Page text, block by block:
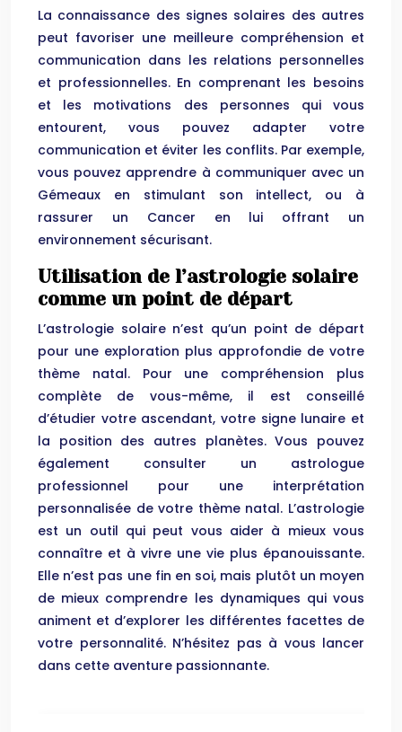
La connaissance des signes solaires des autres
peut favoriser une meilleure compréhension et
communication dans les relations personnelles
et professionnelles. En comprenant les besoins
et les motivations des personnes qui vous
entourent, vous pouvez adapter votre
communication et éviter les conflits. Par exemple,
vous pouvez apprendre à communiquer avec un
Gémeaux en stimulant son intellect, ou à
rassurer un Cancer en lui offrant un
environnement sécurisant.
Utilisation de l’astrologie solaire
comme un point de départ
L’astrologie solaire n’est qu’un point de départ
pour une exploration plus approfondie de votre
thème natal. Pour une compréhension plus
complète de vous-même, il est conseillé
d’étudier votre ascendant, votre signe lunaire et
la position des autres planètes. Vous pouvez
également consulter un astrologue
professionnel pour une interprétation
personnalisée de votre thème natal. L’astrologie
est un outil qui peut vous aider à mieux vous
connaître et à vivre une vie plus épanouissante.
Elle n’est pas une fin en soi, mais plutôt un moyen
de mieux comprendre les dynamiques qui vous
animent et d’explorer les différentes facettes de
votre personnalité. N’hésitez pas à vous lancer
dans cette aventure passionnante.